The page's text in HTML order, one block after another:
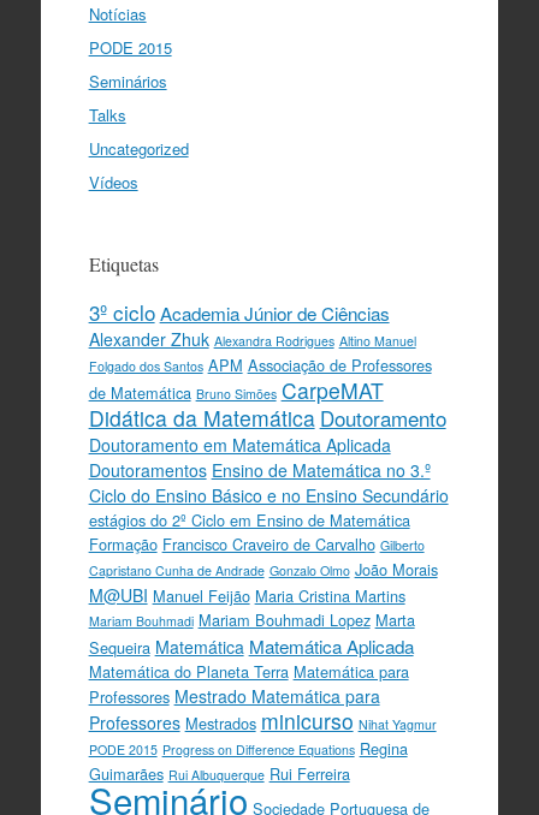
Notícias
PODE 2015
Seminários
Talks
Uncategorized
Vídeos
Etiquetas
3º ciclo Academia Júnior de Ciências
Alexander Zhuk Alexandra Rodrigues Altino Manuel
Folgado dos Santos APM Associação de Professores
de Matemática Bruno Simões CarpeMAT
Didática da Matemática Doutoramento
Doutoramento em Matemática Aplicada
Doutoramentos Ensino de Matemática no 3.º
Ciclo do Ensino Básico e no Ensino Secundário
estágios do 2º Ciclo em Ensino de Matemática
Formação Francisco Craveiro de Carvalho Gilberto
Capristano Cunha de Andrade Gonzalo Olmo João Morais
M@UBI Manuel Feijão Maria Cristina Martins
Mariam Bouhmadi Mariam Bouhmadi Lopez Marta
Sequeira Matemática Matemática Aplicada
Matemática do Planeta Terra Matemática para
Professores Mestrado Matemática para
Professores Mestrados minicurso Nihat Yagmur
PODE 2015 Progress on Difference Equations Regina
Guimarães Rui Albuquerque Rui Ferreira
Seminário Sociedade Portuguesa de